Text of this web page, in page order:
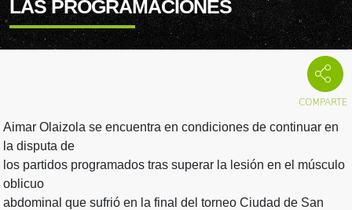
LAS PROGRAMACIONES
Aimar Olaizola se encuentra en condiciones de continuar en
la disputa de
los partidos programados tras superar la lesión en el músculo
oblicuo
abdominal que sufrió en la final del torneo Ciudad de San